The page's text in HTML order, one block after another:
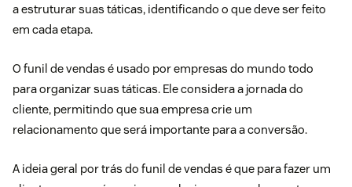
a estruturar suas táticas, identificando o que deve ser feito
em cada etapa.
O funil de vendas é usado por empresas do mundo todo
para organizar suas táticas. Ele considera a jornada do
cliente, permitindo que sua empresa crie um
relacionamento que será importante para a conversão.
A ideia geral por trás do funil de vendas é que para fazer um